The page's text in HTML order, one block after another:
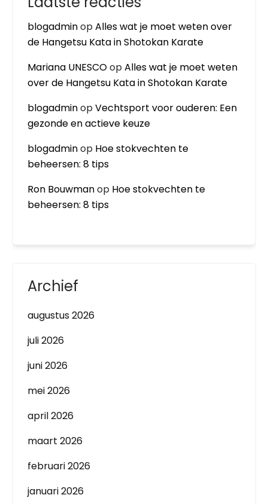
blogadminopAlles wat je moet weten over
de Hangetsu Kata in Shotokan Karate
Mariana UNESCOopAlles wat je moet weten
over de Hangetsu Kata in Shotokan Karate
blogadminopVechtsport voor ouderen: Een
gezonde en actieve keuze
blogadminop Hoe stokvechten te
beheersen: 8 tips
Ron Bouwmanop Hoe stokvechten te
beheersen: 8 tips
Archief
augustus 2026
juli 2026
juni 2026
mei 2026
april 2026
maart 2026
februari 2026
januari 2026